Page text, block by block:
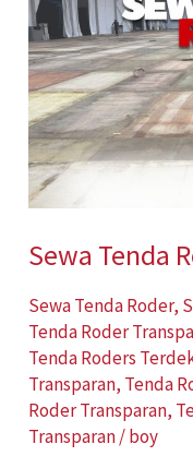
Sewa Tenda
Sewa Tenda Roder,
Tenda Roder
Tenda Roders
Transparan, Tenda
Roder Transparan,
Transparan/boy